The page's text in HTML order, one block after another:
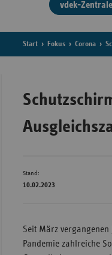
vdek-
Start Fokus Corona
Stand:
10.02.2023
Seit März
Pandemie zahlreiche